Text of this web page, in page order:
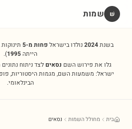
שׁ שמות
בשנת2024נולדו בישראל פחות מ-5
הייתה1995
).
גלו את פירוש השם נסאים לצד ניתוח
ישראל: משמעות השם, מגמות היסטוריות,
הבינלאומי.
בית מחולל השמות נסאים